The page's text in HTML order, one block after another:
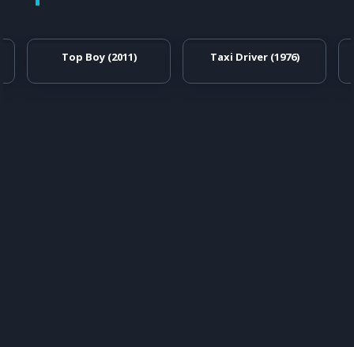
Top Boy (2011) Taxi Driver (1976)